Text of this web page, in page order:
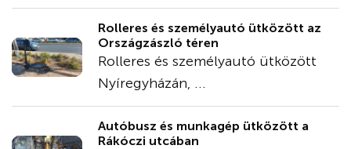
Rolleres és személyautó ütközött az
Országzászló téren
Rolleres és személyautó ütközött
Nyíregyházán, ...
Autóbusz és munkagép ütközött a
Rákóczi utcában